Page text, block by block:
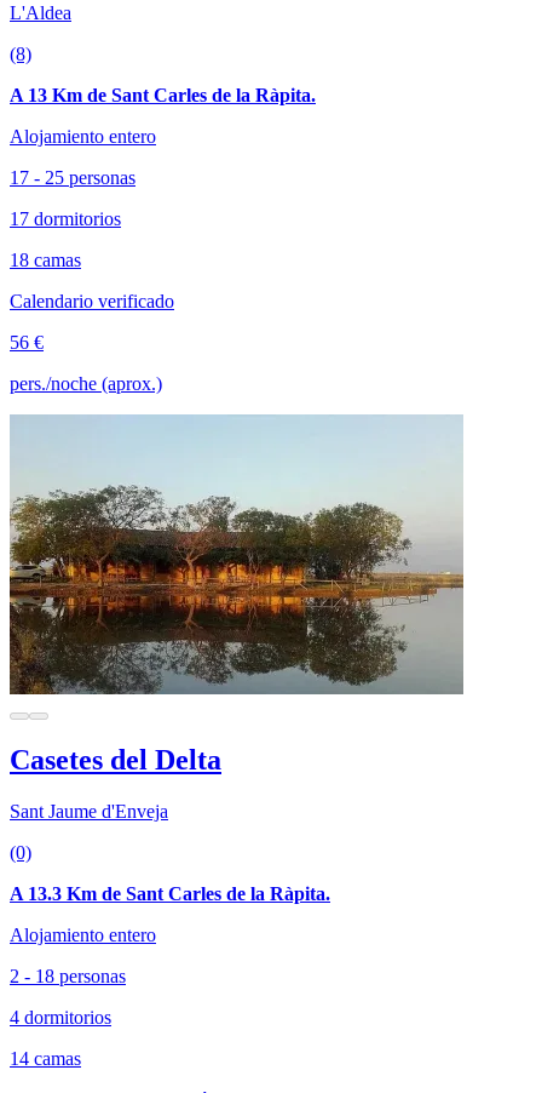
L'Aldea
(8)
A 13 Km de Sant Carles de la Ràpita.
Alojamiento entero
17 - 25 personas
17 dormitorios
18 camas
Calendario verificado
56 €
pers./noche (aprox.)
Casetes del Delta
Sant Jaume d'Enveja
(0)
A 13.3 Km de Sant Carles de la Ràpita.
Alojamiento entero
2 - 18 personas
4 dormitorios
14 camas